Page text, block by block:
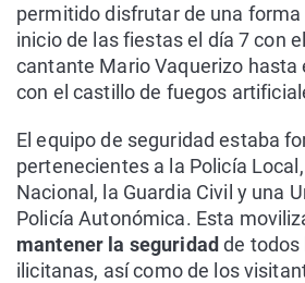
permitido disfrutar de una forma
inicio de las fiestas el día 7 con
cantante Mario Vaquerizo hasta
con el castillo de fuegos
El equipo de seguridad estaba
pertenecientes a la Policía
Nacional, la Guardia Civil y una
Policía Autonómica. Esta
mantener la seguridad de todos
ilicitanas, así como de los